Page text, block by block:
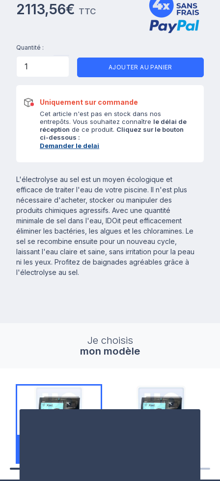
2113,56€ TTC
Quantité :
AJOUTER AU PANIER
Uniquement sur commande
Cet article n'est pas en stock dans nos
entrepôts. Vous souhaitez connaître le délai de
réception de ce produit. Cliquez sur le bouton
ci-dessous :
Demander le delai
L'électrolyse au sel est un moyen écologique et
efficace de traiter l'eau de votre piscine. Il n'est plus
nécessaire d'acheter, stocker ou manipuler des
produits chimiques agressifs. Avec une quantité
minimale de sel dans l'eau, IDOit peut efficacement
éliminer les bactéries, les algues et les chloramines. Le
sel se recombine ensuite pour un nouveau cycle,
laissant l'eau claire et saine, sans irritation pour la peau
ni les yeux. Profitez de baignades agréables grâce à
l'électrolyse au sel.
Je choisis
mon modèle